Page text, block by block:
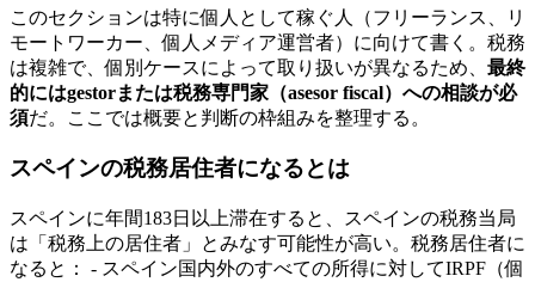
このセクションは特に個人として稼ぐ人（フリーランス、リ
モートワーカー、個人メディア運営者）に向けて書く。税務
は複雑で、個別ケースによって取り扱いが異なるため、 最終
的にはgestorまたは税務専門家（asesor fiscal）への相談が必
須だ。ここでは概要と判断の枠組みを整理する。
スペインの税務居住者になるとは
スペインに年間183日以上滞在すると、スペインの税務当局
は「税務上の居住者」とみなす可能性が高い。税務居住者に
なると： - スペイン国内外のすべての所得に対してIRPF（個